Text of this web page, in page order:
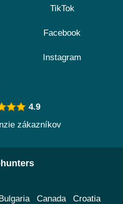
TikTok
Facebook
Instagram
4.9
zákazníkov
Bulgaria Canada Croatia